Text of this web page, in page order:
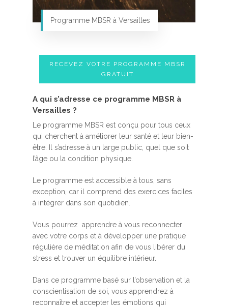
Programme MBSR à Versailles
RECEVEZ VOTRE PROGRAMME MBSR
GRATUIT
A qui s’adresse ce programme MBSR à
Versailles ?
Le programme MBSR est conçu pour tous ceux
qui cherchent à améliorer leur santé et leur bien-
être. Il s’adresse à un large public, quel que soit
l’âge ou la condition physique.
Le programme est accessible à tous, sans
exception, car il comprend des exercices faciles
à intégrer dans son quotidien.
Vous pourrez apprendre à vous reconnecter
avec votre corps et à développer une pratique
régulière de méditation afin de vous libérer du
stress et trouver un équilibre intérieur.
Dans ce programme basé sur l’observation et la
conscientisation de soi, vous apprendrez à
reconnaître et accepter les émotions qui